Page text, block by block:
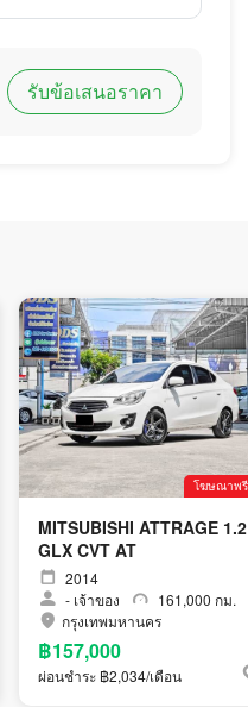
รับข้อเสนอราคา
โฆษณาพ
MITSUBISHI ATTRAGE 1.2
GLX CVT AT
2014
- เจ้าของ
161,000 กม.
กรุงเทพมหานคร
฿157,000
ผ่อนชำระ ฿2,034/เดือน